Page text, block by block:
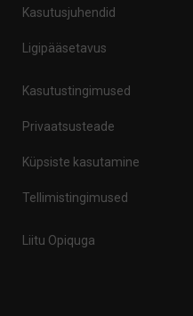
Kasutusjuhendid
Ligipääsetavus
Kasutustingimused
Privaatsusteade
Küpsiste kasutamine
Tellimistingimused
Liitu Opiquga